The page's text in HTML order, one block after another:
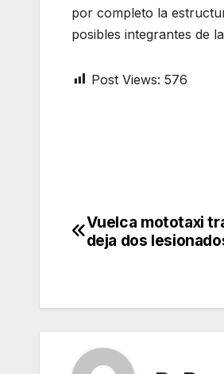
por completo la
posibles integrantes de
Post Views: 576
Post
Vuelca mototaxi
deja dos